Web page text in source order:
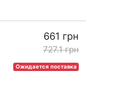
661 грн
727.1 грн
Ожидается поставка